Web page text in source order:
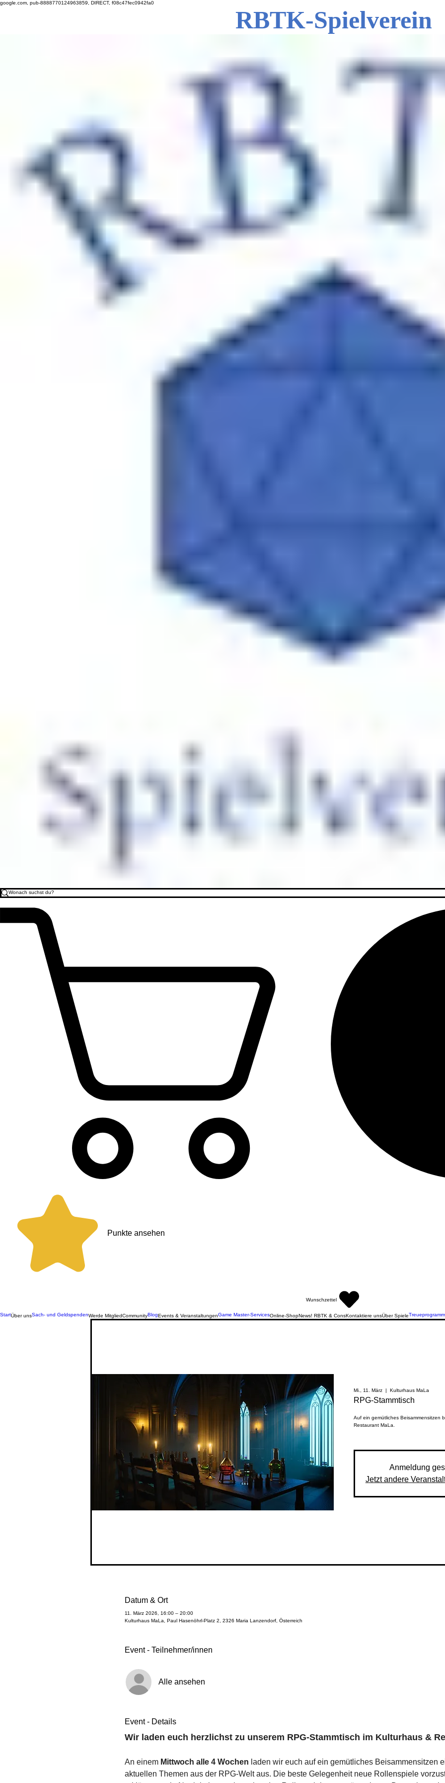
google.com, pub-8888770124963859, DIRECT, f08c47fec0942fa0
RBTK-Spielverein
Punkte ansehen
Wunschzettel
StartÜber unsSach- und GeldspendenWerde MitgliedCommunityBlogEvents & VeranstaltungenGame Master-ServicesOnline-ShopNews! RBTK & ConsKontaktiere unsÜber SpieleTreueprogramm
Mi., 11. März
  |
Kulturhaus MaLa
RPG-Stammtisch
Auf ein gemütliches Beisammensitzen
Restaurant MaLa.
Anmeldung
Jetzt andere
Datum & Ort
11. März 2026, 16:00 – 20:00
Kulturhaus MaLa, Paul Hasenöhrl-Platz 2, 2326 Maria Lanzendorf, Österreich
Event - Teilnehmer/innen
Alle ansehen
Event - Details
Wir laden euch herzlichst zu unserem RPG-Stammtisch im Kulturhaus &
An einem Mittwoch alle 4 Wochen laden wir euch auf ein gemütliches Beisammensitzen
aktuellen Themen aus der RPG-Welt aus. Die beste Gelegenheit neue Rollenspiele